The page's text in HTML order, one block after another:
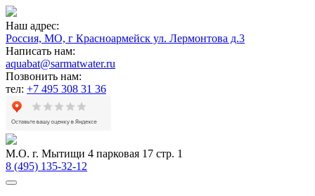
Наш адрес:
Россия, МО, г Красноармейск ул. Лермонтова д.3
Написать нам:
aquabat@sarmatwater.ru
Позвонить нам:
тел: +7 495 308 31 36
М.О. г. Мытищи 4 парковая 17 стр. 1
8 (495) 135-32-12